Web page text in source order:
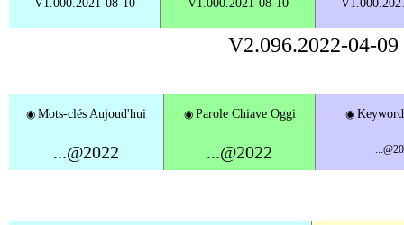
V1.000.2021-08-10 V1.000.2021-08-10
V2.096.2022-04-09
◉ Mots-clés Aujoud'hui ◉ Parole Chiave Oggi ◉
...@2022 ...@2022